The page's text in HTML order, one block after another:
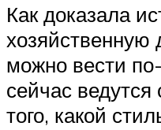
Как доказала
хозяйственную
можно вести
сейчас
того, какой